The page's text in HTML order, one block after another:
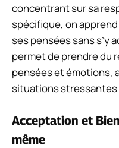
concentrant sur sa
spécifique, on apprend
ses pensées sans s’y
permet de prendre du
pensées et émotions,
situations stressantes
Acceptation et
même